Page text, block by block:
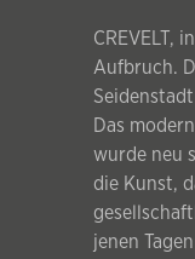
CREVELT,
Aufbruch.
Das
wurde neu
die Kunst,
jenen